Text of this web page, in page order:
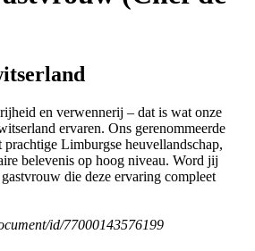
en verwennerij – dat is wat onze
ervaren. Ons gerenommeerde
prachtige Limburgse heuvellandschap,
belevenis op hoog niveau. Word jij
die deze ervaring compleet